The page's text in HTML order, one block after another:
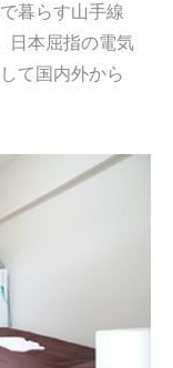
暮らす山手線
日本屈指の電気
て国内外から